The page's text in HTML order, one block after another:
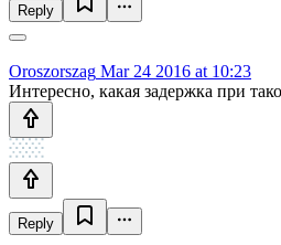
Reply
Oroszorszag Mar 24 2016 at 10:23
Интересно, какая задержка при
Reply